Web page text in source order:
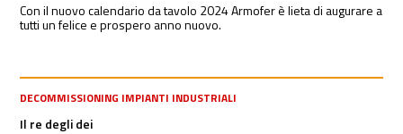
Con il nuovo calendario da tavolo 2024 Armofer è lieta di augurare a
tutti un felice e prospero anno nuovo.
DECOMMISSIONING IMPIANTI INDUSTRIALI
Il re degli dei